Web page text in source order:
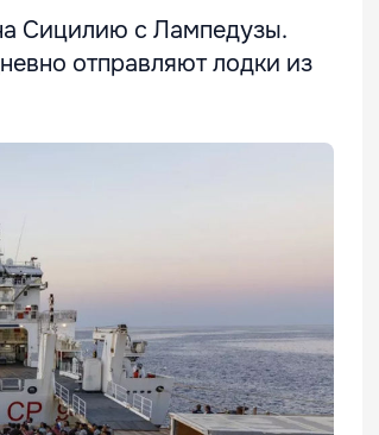
Сицилию с Лампедузы.
отправляют лодки из